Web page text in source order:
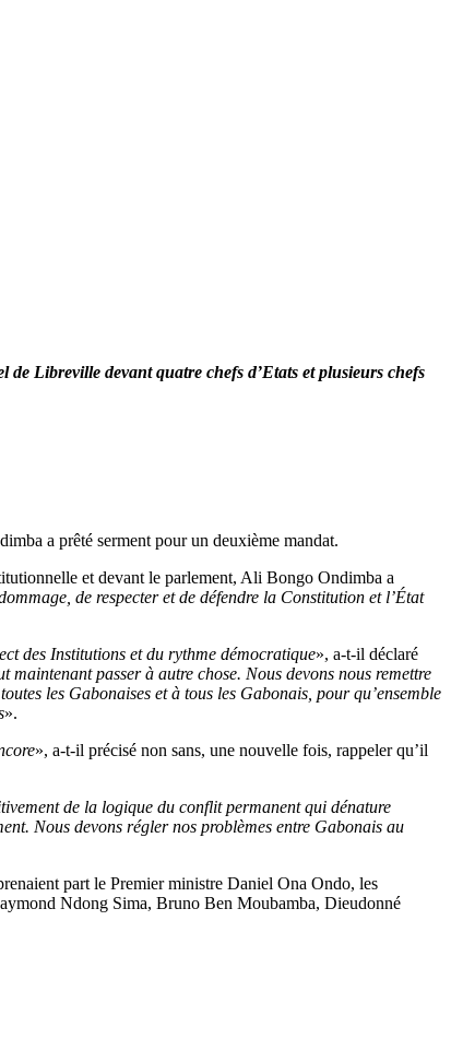
Libreville devant quatre chefs d’Etats et plusieurs chefs
a prêté serment pour un deuxième mandat.
et devant le parlement, Ali Bongo Ondimba a
de respecter et de défendre la Constitution et l’État
des Institutions et du rythme démocratique», a-t-il déclaré
maintenant passer à autre chose. Nous devons nous remettre
les Gabonaises et à tous les Gabonais, pour qu’ensemble
».
», a-t-il précisé non sans, une nouvelle fois, rappeler qu’il
de la logique du conflit permanent qui dénature
Nous devons régler nos problèmes entre Gabonais au
part le Premier ministre Daniel Ona Ondo, les
Ndong Sima, Bruno Ben Moubamba, Dieudonné